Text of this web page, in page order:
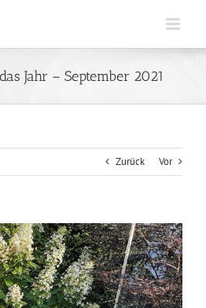
Jahr – September 2021
Zurück Vor